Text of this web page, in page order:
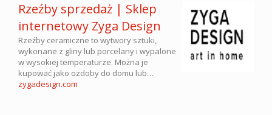
Rzeźby sprzedaż | Sklep
internetowy Zyga Design
Rzeźby ceramiczne to wytwory sztuki,
wykonane z gliny lub porcelany i wypalone
w wysokiej temperaturze. Można je
kupować jako ozdoby do domu lub…
zygadesign.com